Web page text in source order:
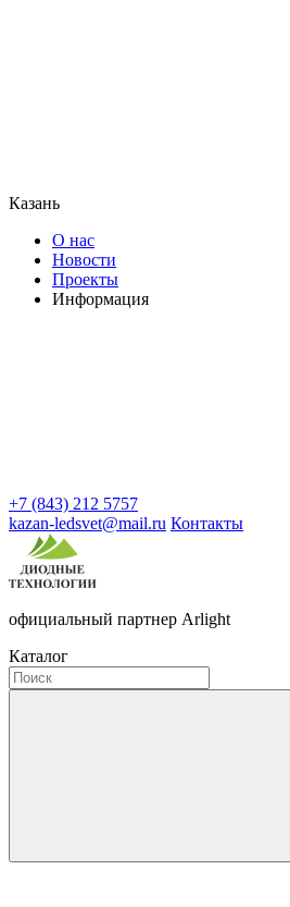
Казань
О нас
Новости
Проекты
Информация
+7 (843) 212 5757
kazan-ledsvet@mail.ru Контакты
официальный партнер Arlight
Каталог